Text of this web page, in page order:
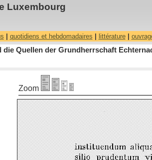
Luxembourg
quotidiens et hebdomadaires littérature|
Quellen der Grundherrschaft
Zoom